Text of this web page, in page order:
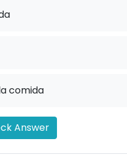
comida
Answer